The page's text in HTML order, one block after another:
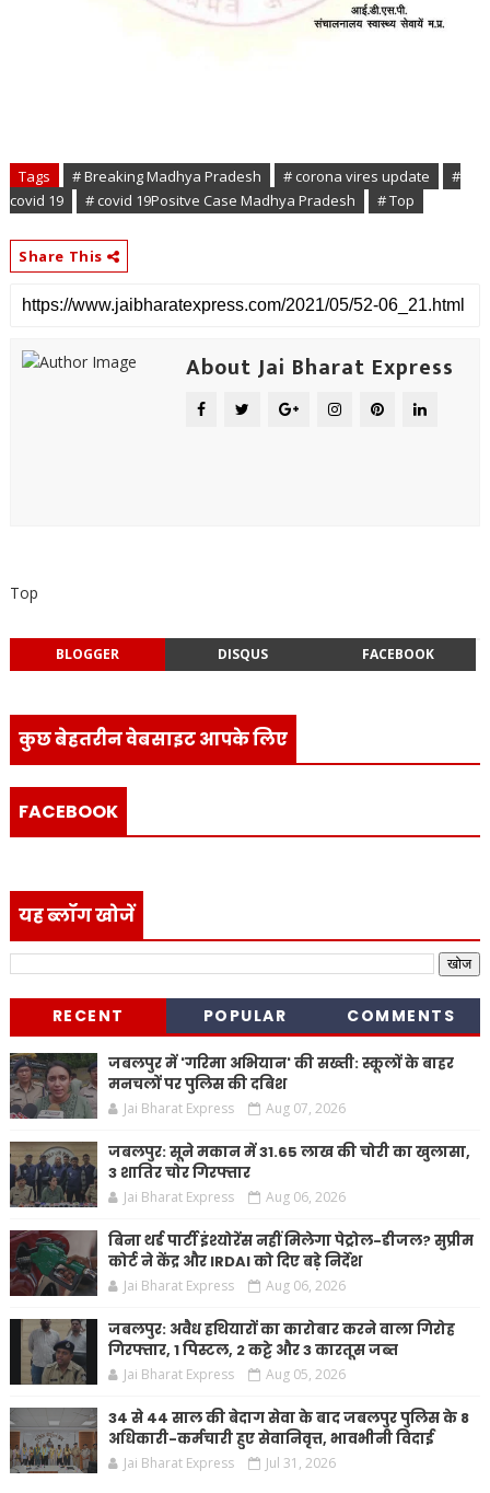
Tags # Breaking Madhya Pradesh # corona vires update
#
covid 19
# covid 19Positve Case Madhya Pradesh # Top
Share This
About Jai Bharat Express
Top
BLOGGER DISQUS FACEBOOK
कुछ बेहतरीन वेबसाइट आपके लिए
FACEBOOK
यह ब्लॉग खोजें
RECENT POPULAR COMMENTS
जबलपुर में 'गरिमा अभियान' की सख्ती: स्कूलों के बाहर
मनचलों पर पुलिस की दबिश
Jai Bharat Express Aug 07, 2026
जबलपुर: सूने मकान में 31.65 लाख की चोरी का खुलासा,
3 शातिर चोर गिरफ्तार
Jai Bharat Express Aug 06, 2026
बिना थर्ड पार्टी इंश्योरेंस नहीं मिलेगा पेट्रोल-डीजल? सुप्रीम
कोर्ट ने केंद्र और IRDAI को दिए बड़े निर्देश
Jai Bharat Express Aug 06, 2026
जबलपुर: अवैध हथियारों का कारोबार करने वाला गिरोह
गिरफ्तार, 1 पिस्टल, 2 कट्टे और 3 कारतूस जब्त
Jai Bharat Express Aug 05, 2026
34 से 44 साल की बेदाग सेवा के बाद जबलपुर पुलिस के 8
अधिकारी-कर्मचारी हुए सेवानिवृत्त, भावभीनी विदाई
Jai Bharat Express Jul 31, 2026